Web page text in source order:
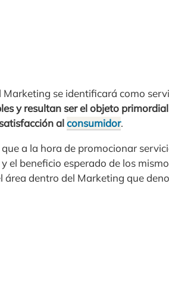
se identificará como
y resultan ser el objeto
alconsumidor.
a la hora de promocionar
el beneficio esperado de los
área dentro del Marketing que